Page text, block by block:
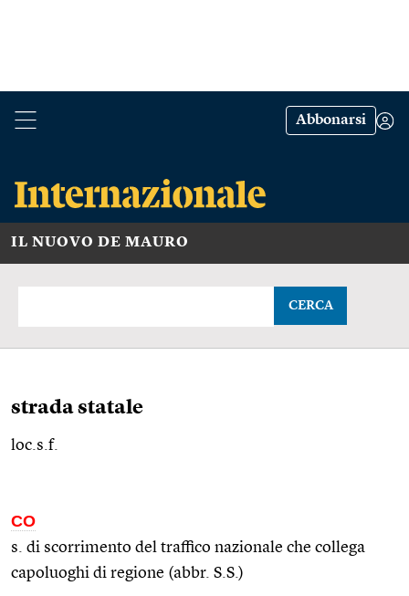
Abbonarsi
IL NUOVO DE MAURO
CERCA
strada statale
loc.s.f.
CO
s. di scorrimento del traffico nazionale che collega
capoluoghi di regione (abbr. S.S.)